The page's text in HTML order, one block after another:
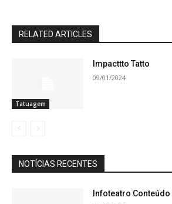
RELATED ARTICLES
Tatuagem
Impacttto Tatto
09/01/2024
NOTÍCIAS RECENTES
Infoteatro